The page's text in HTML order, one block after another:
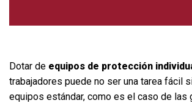
Dotar de equipos de protección
trabajadores puede no ser una tarea fácil
equipos estándar, como es el caso de las